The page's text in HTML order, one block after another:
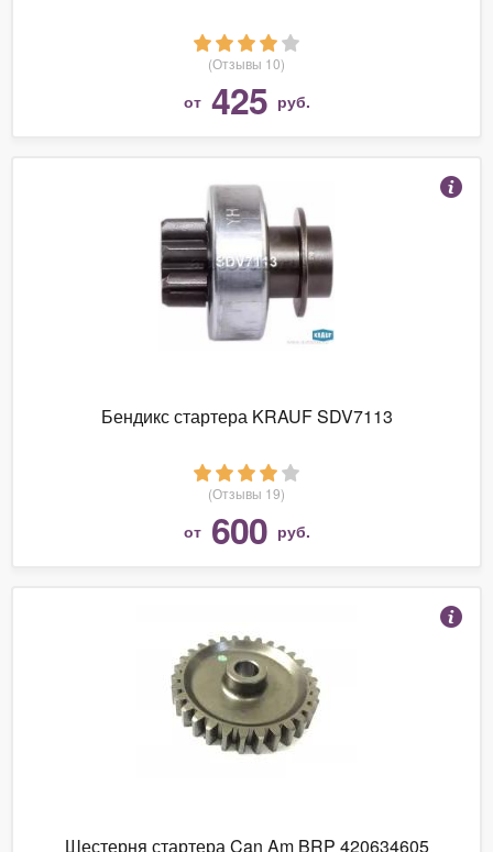
(Отзывы 10)
от 425 руб.
Бендикс стартера KRAUF SDV7113
(Отзывы 19)
от 600 руб.
Шестерня стартера Can Am BRP 420634605